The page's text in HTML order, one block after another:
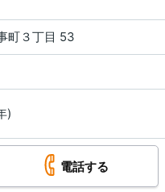
町３丁目 53
)
電話する